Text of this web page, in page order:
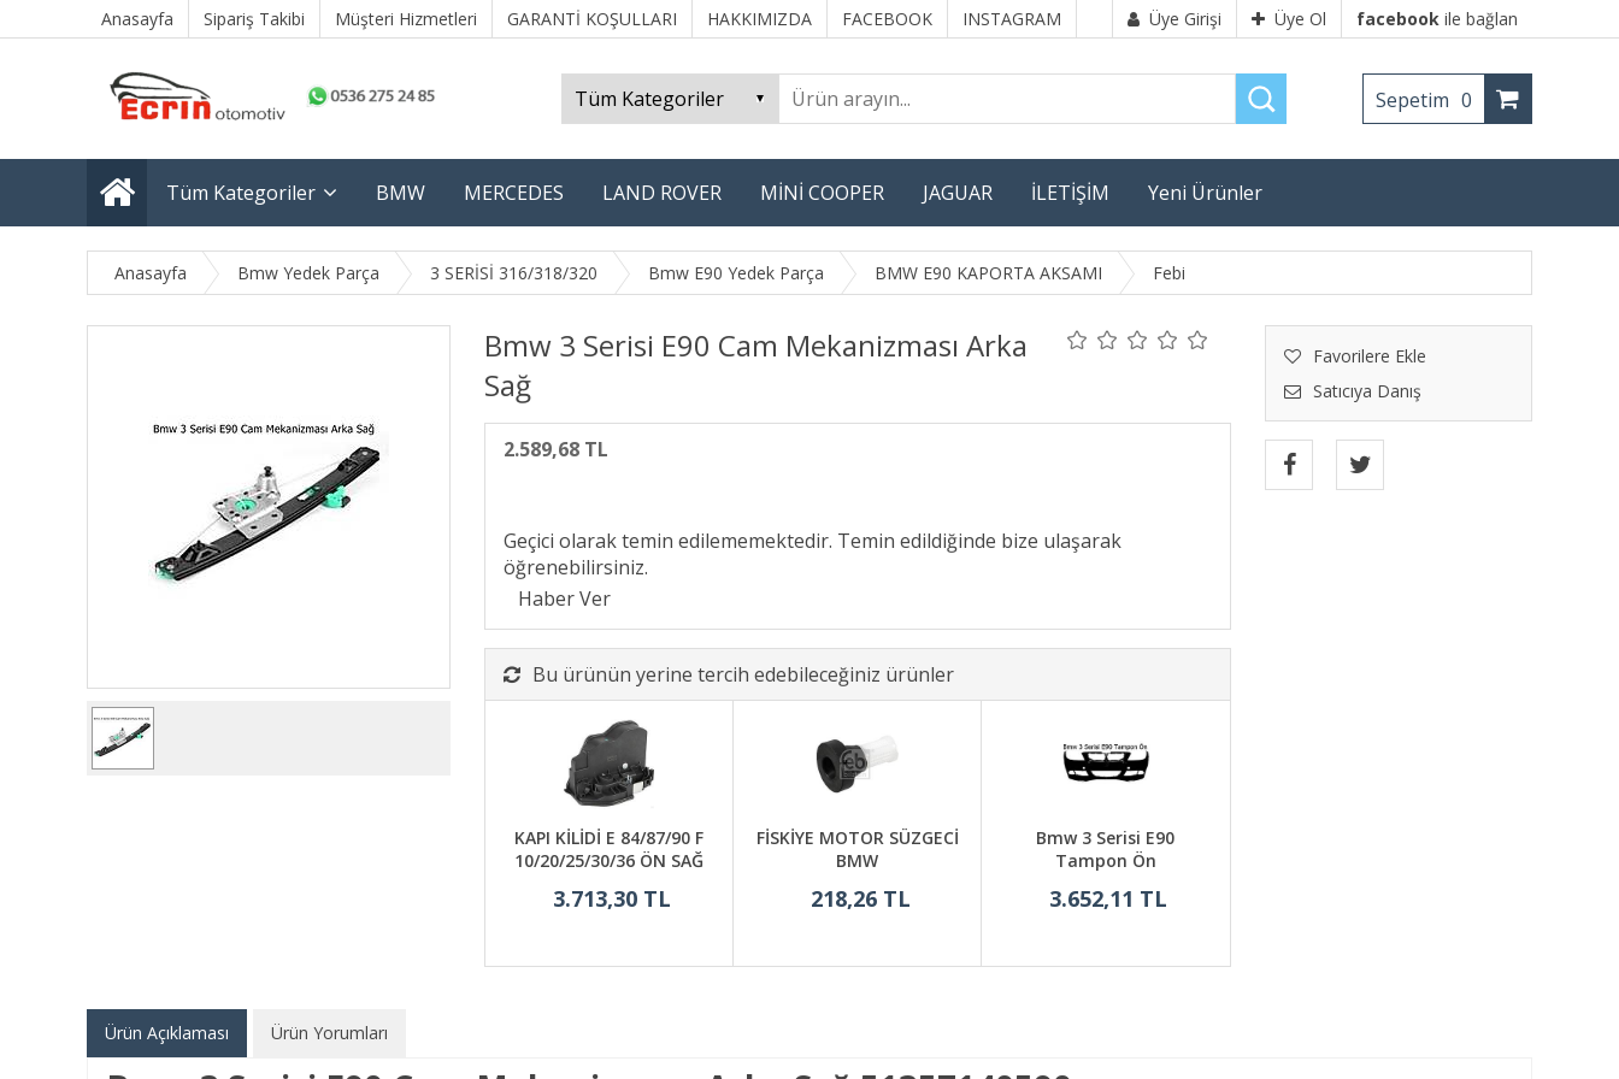
Anasayfa Sipariş Takibi Müşteri Hizmetleri GARANTİ KOŞULLARI HAKKIMIZDA FACEBOOK INSTAGRAM Üye Girişi Üye Ol facebook ile bağlan
Sepetim 0
Tüm Kategoriler BMW MERCEDES LAND ROVER MİNİ COOPER JAGUAR İLETİŞİM Yeni Ürünler
Anasayfa Bmw Yedek Parça 3 SERİSİ 316/318/320 Bmw E90 Yedek Parça BMW E90 KAPORTA AKSAMI Febi
Bmw 3 Serisi E90 Cam Mekanizması Arka
Sağ
Favorilere Ekle
Satıcıya Danış
2.589,68 TL
Geçici olarak temin edilememektedir. Temin edildiğinde bize ulaşarak
öğrenebilirsiniz.
Bu ürünün yerine tercih edebileceğiniz ürünler
KAPI KİLİDİ E 84/87/90 F
10/20/25/30/36 ÖN SAĞ
3.713,30 TL
FİSKİYE MOTOR SÜZGECİ
BMW
218,26 TL
Bmw 3 Serisi E90
Tampon Ön
3.652,11 TL
Ürün Açıklaması Ürün Yorumları